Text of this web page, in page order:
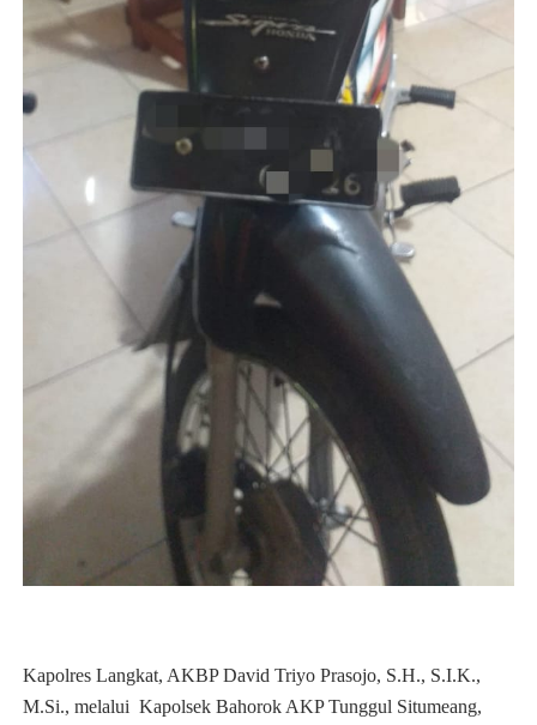
Kapolres Langkat, AKBP David Triyo Prasojo, S.H., S.I.K.,
M.Si., melalui Kapolsek Bahorok AKP Tunggul Situmeang,